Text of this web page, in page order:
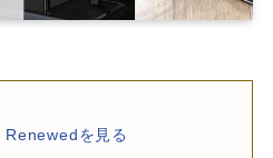
を見る